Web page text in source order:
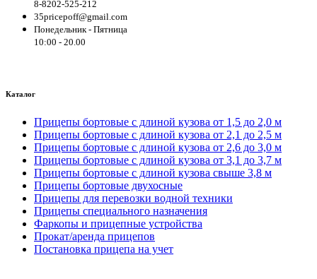
8-8202-525-212
35pricepoff@gmail.com
Понедельник - Пятница
10:00 - 20.00
Каталог
Прицепы бортовые с длиной кузова от 1,5 до 2,0 м
Прицепы бортовые с длиной кузова от 2,1 до 2,5 м
Прицепы бортовые с длиной кузова от 2,6 до 3,0 м
Прицепы бортовые с длиной кузова от 3,1 до 3,7 м
Прицепы бортовые с длиной кузова свыше 3,8 м
Прицепы бортовые двухосные
Прицепы для перевозки водной техники
Прицепы специального назначения
Фаркопы и прицепные устройства
Прокат/аренда прицепов
Постановка прицепа на учет